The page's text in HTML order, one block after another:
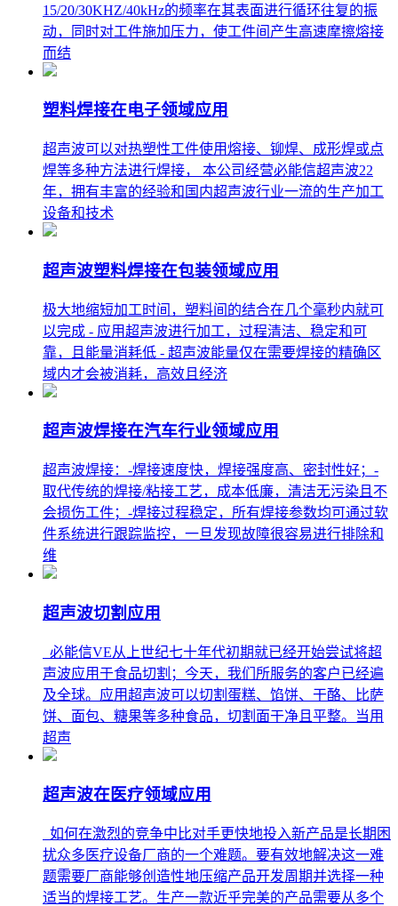
15/20/30KHZ/40kHz的频率在其表面进行循环往复的振
动，同时对工件施加压力，使工件间产生高速摩擦熔接
而结
塑料焊接在电子领域应用
超声波可以对热塑性工件使用熔接、铆焊、成形焊或点
焊等多种方法进行焊接， 本公司经营必能信超声波22
年，拥有丰富的经验和国内超声波行业一流的生产加工
设备和技术
超声波塑料焊接在包装领域应用
极大地缩短加工时间，塑料间的结合在几个毫秒内就可
以完成 - 应用超声波进行加工，过程清洁、稳定和可
靠，且能量消耗低 - 超声波能量仅在需要焊接的精确区
域内才会被消耗，高效且经济
超声波焊接在汽车行业领域应用
超声波焊接：-焊接速度快，焊接强度高、密封性好；-
取代传统的焊接/粘接工艺，成本低廉，清洁无污染且不
会损伤工件；-焊接过程稳定，所有焊接参数均可通过软
件系统进行跟踪监控，一旦发现故障很容易进行排除和
维
超声波切割应用
必能信VE从上世纪七十年代初期就已经开始尝试将超
声波应用于食品切割；今天，我们所服务的客户已经遍
及全球。应用超声波可以切割蛋糕、馅饼、干酪、比萨
饼、面包、糖果等多种食品，切割面干净且平整。当用
超声
超声波在医疗领域应用
如何在激烈的竞争中比对手更快地投入新产品是长期困
扰众多医疗设备厂商的一个难题。要有效地解决这一难
题需要厂商能够创造性地压缩产品开发周期并选择一种
适当的焊接工艺。生产一款近乎完美的产品需要从多个